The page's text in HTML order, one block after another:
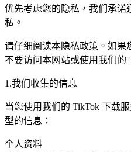
优先考虑您的隐私，我们承诺
私。
请仔细阅读本隐私政策。如果
不要访问本网站或使用我们的
1.我们收集的信息
当您使用我们的 TikTok 下载
型的信息：
个人资料